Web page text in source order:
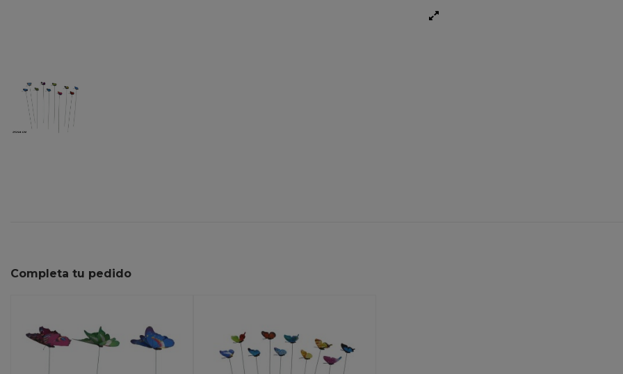
Completa tu pedido